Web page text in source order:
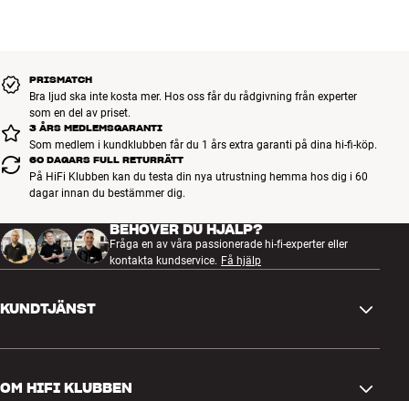
PRISMATCH
Bra ljud ska inte kosta mer. Hos oss får du rådgivning från experter
som en del av priset.
3 ÅRS MEDLEMSGARANTI
Som medlem i kundklubben får du 1 års extra garanti på dina hi-fi-köp.
60 DAGARS FULL RETURRÄTT
På HiFi Klubben kan du testa din nya utrustning hemma hos dig i 60
dagar innan du bestämmer dig.
BEHÖVER DU HJÄLP?
Fråga en av våra passionerade hi-fi-experter eller
kontakta kundservice. Få hjälp
KUNDTJÄNST
OM HIFI KLUBBEN